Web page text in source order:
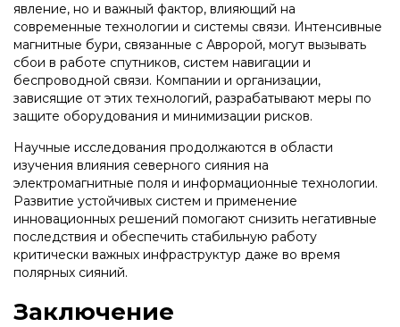
явление, но и важный фактор, влияющий на
современные технологии и системы связи. Интенсивные
магнитные бури, связанные с Авророй, могут вызывать
сбои в работе спутников, систем навигации и
беспроводной связи. Компании и организации,
зависящие от этих технологий, разрабатывают меры по
защите оборудования и минимизации рисков.
Научные исследования продолжаются в области
изучения влияния северного сияния на
электромагнитные поля и информационные технологии.
Развитие устойчивых систем и применение
инновационных решений помогают снизить негативные
последствия и обеспечить стабильную работу
критически важных инфраструктур даже во время
полярных сияний.
Заключение